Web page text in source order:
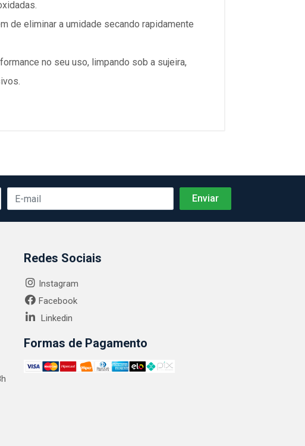
de eliminar a umidade secando rapidamente
no seu uso, limpando sob a sujeira,
Redes Sociais
Instagram
Facebook
Linkedin
Formas de Pagamento